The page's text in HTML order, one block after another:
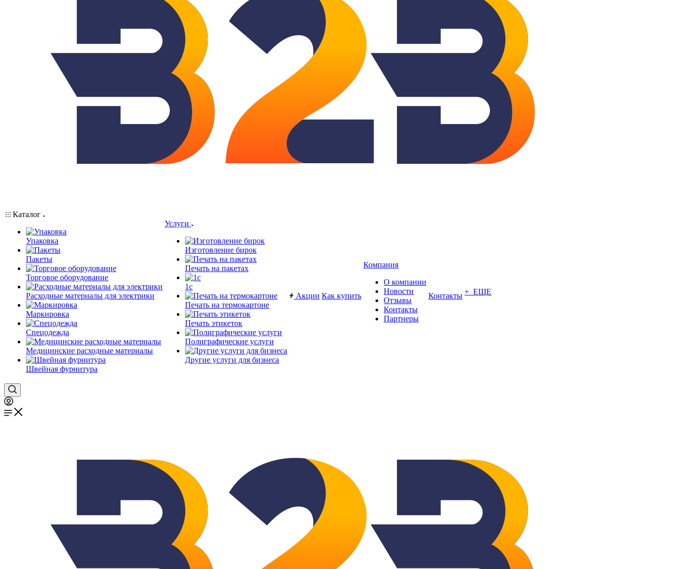
Каталог
Упаковка
Пакеты
Торговое оборудование
Расходные материалы для электрики
Маркировка
Спецодежда
Медицинские расходные материалы
Швейная фурнитура
Услуги
Изготовление бирок
Печать на пакетах
1c
Печать на термокартоне
Печать этикеток
Полиграфические услуги
Другие услуги для бизнеса
Акции Как купить
Компания
О компании
Новости
Отзывы
Контакты
Партнеры
Контакты + ЕЩЕ